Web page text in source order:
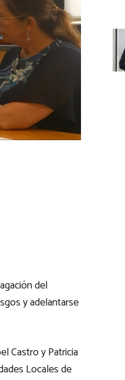
del
y adelantarse
Castro y Patricia
Locales de